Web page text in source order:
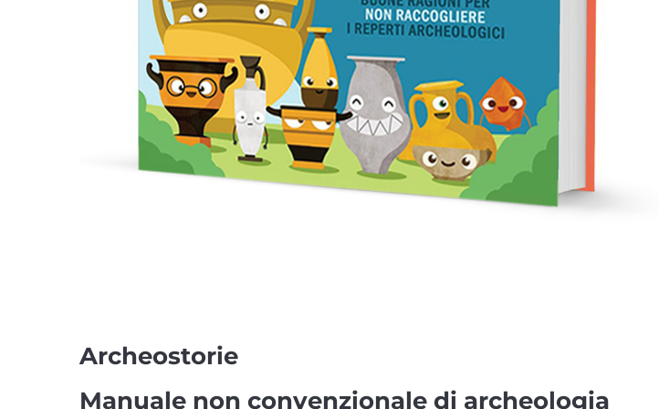
Archeostorie
Manuale non convenzionale di archeologia